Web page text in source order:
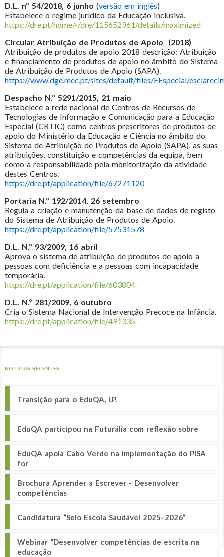
D.L. nº 54/2018, 6 junho (versão em inglês)
Estabelece o regime jurídico da Educação Inclusiva.
https://dre.pt/home/-/dre/115652961/details/maximized
Circular Atribuição de Produtos de Apoio (2018)
Atribuição de produtos de apoio 2018 descrição: Atribuição
e financiamento de produtos de apoio no âmbito do Sistema
de Atribuição de Produtos de Apoio (SAPA).
https://www.dge.mec.pt/sites/default/files/EEspecial/
Despacho N.º 5291/2015, 21 maio
Estabelece a rede nacional de Centros de Recursos de
Tecnologias de Informação e Comunicação para a Educação
Especial (CRTIC) como centros prescritores de produtos de
apoio do Ministério da Educação e Ciência no âmbito do
Sistema de Atribuição de Produtos de Apoio (SAPA), as suas
atribuições, constituição e competências da equipa, bem
como a responsabilidade pela monitorização da atividade
destes Centros.
https://dre.pt/application/file/67271120
Portaria N.º 192/2014, 26 setembro
Regula a criação e manutenção da base de dados de registo
do Sistema de Atribuição de Produtos de Apoio.
https://dre.pt/application/file/57531578
D.L. N.º 93/2009, 16 abril
Aprova o sistema de atribuição de produtos de apoio a
pessoas com deficiência e a pessoas com incapacidade
temporária.
https://dre.pt/application/file/603804
D.L. N.º 281/2009, 6 outubro
Cria o Sistema Nacional de Intervenção Precoce na Infância.
https://dre.pt/application/file/491335
NOTÍCIAS RECENTES
Transição para o EduQA, I.P.
EduQA participou na Futurália com reflexão sobre
EduQA apoia Cabo Verde na implementação do PISA
for
Brochura Aprender a Escrever - Desenvolver
competências
Candidatura “Selo Escola Saudável 2025–2026”
Webinar “Desenvolver competências de escrita na
educação